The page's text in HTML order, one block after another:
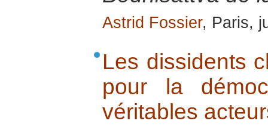
Astrid Fossier, Paris,
Les dissidents
pour la
véritables